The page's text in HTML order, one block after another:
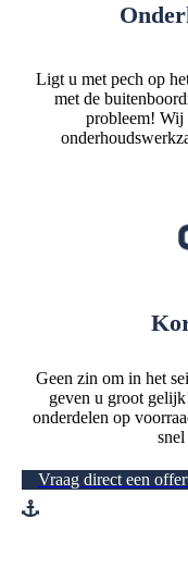
Ligt u met pech op
met de
probleem! Wij
Geen zin om in het
geven u groot
onderdelen op
snel
Vraag direct een